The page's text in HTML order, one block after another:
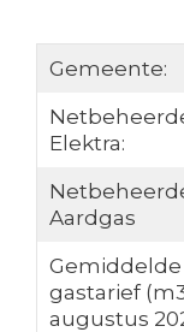
Gemeente:
Elektra:
Aardgas
Gemiddelde
gastarief
augustus